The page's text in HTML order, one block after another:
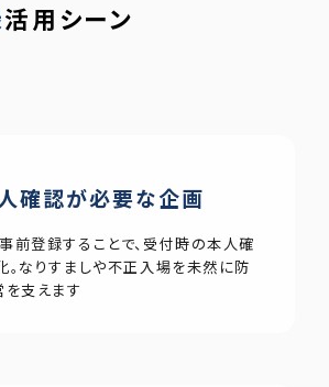
活用シーン
確認が必要な企画
前登録することで、受付時の本人確
。なりすましや不正入場を未然に防
を支えます